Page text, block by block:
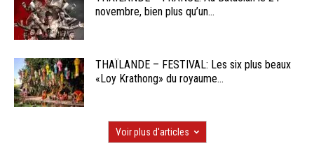
novembre, bien plus qu’un...
THAÏLANDE – FESTIVAL: Les six plus beaux
«Loy Krathong» du royaume...
Voir plus d'articles